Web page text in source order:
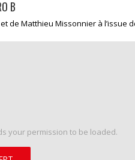
B
de Matthieu Missonnier à l’issue
your permission to be loaded.